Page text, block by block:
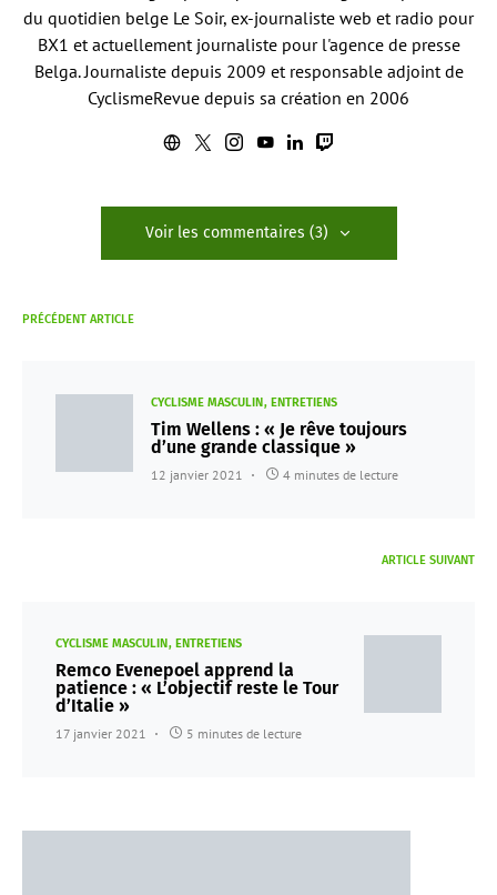
du quotidien belge Le Soir, ex-journaliste web et radio pour
BX1 et actuellement journaliste pour l'agence de presse
Belga. Journaliste depuis 2009 et responsable adjoint de
CyclismeRevue depuis sa création en 2006
Voir les commentaires (3)
PRÉCÉDENT ARTICLE
CYCLISME MASCULIN ENTRETIENS
Tim Wellens : « Je rêve toujours
d’une grande classique »
12 janvier 2021 4 minutes de lecture
ARTICLE SUIVANT
CYCLISME MASCULIN ENTRETIENS
Remco Evenepoel apprend la
patience : « L’objectif reste le Tour
d’Italie »
17 janvier 2021 5 minutes de lecture